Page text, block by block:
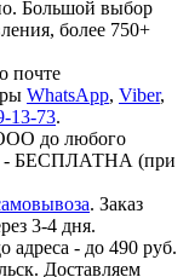
Большой выбор
более 750+
почте
WhatsApp, Viber,
13-73.
до любого
- БЕСПЛАТНА (при
. Заказ
3-4 дня.
адреса - до 490 руб.
Доставляем